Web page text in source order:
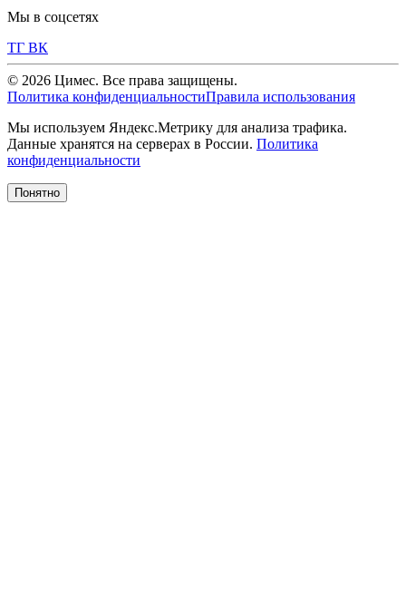
Мы в соцсетях
ТГ ВК
© 2026 Цимес. Все права защищены.
Политика конфиденциальностиПравила использования
Мы используем Яндекс.Метрику для анализа трафика.
Данные хранятся на серверах в России. Политика
конфиденциальности
Понятно